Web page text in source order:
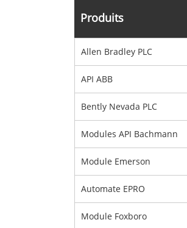
Produits
Allen Bradley PLC
API ABB
Bently Nevada PLC
Modules API Bachmann
Module Emerson
Automate EPRO
Module Foxboro